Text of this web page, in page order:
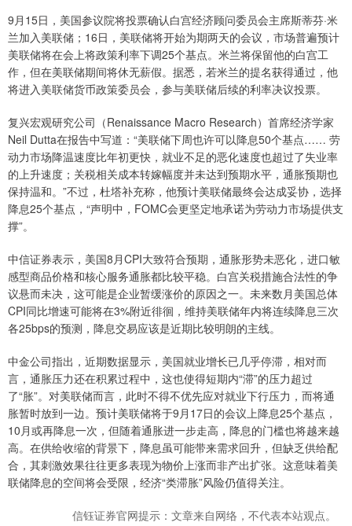
9月15日，美国参议院将投票确认白宫经济顾问委员会主席斯蒂芬·米
兰加入美联储；16日，美联储将开始为期两天的会议，市场普遍预计
美联储将在会上将政策利率下调25个基点。米兰将保留他的白宫工
作，但在美联储期间将休无薪假。据悉，若米兰的提名获得通过，他
将进入美联储货币政策委员会，参与美联储后续的利率决议投票。
复兴宏观研究公司（Renaissance Macro Research）首席经济学家
Neil Dutta在报告中写道：“美联储下周也许可以降息50个基点…… 劳
动力市场降温速度比年初更快，就业不足的恶化速度也超过了失业率
的上升速度；关税相关成本转嫁幅度并未达到预期水平，通胀预期也
保持温和。”不过，杜塔补充称，他预计美联储最终会达成妥协，选择
降息25个基点，“声明中，FOMC会更坚定地承诺为劳动力市场提供支
撑”。
中信证券表示，美国8月CPI大致符合预期，通胀形势未恶化，进口敏
感型商品价格和核心服务通胀都比较平稳。白宫关税措施合法性的争
议悬而未决，这可能是企业暂缓涨价的原因之一。未来数月美国总体
CPI同比增速可能将在3%附近徘徊，维持美联储年内将连续降息三次
各25bps的预测，降息交易应该是近期比较明朗的主线。
中金公司指出，近期数据显示，美国就业增长已几乎停滞，相对而
言，通胀压力还在积累过程中，这也使得短期内“滞”的压力超过
了“胀”。对美联储而言，此时不得不优先应对就业下行压力，而将通
胀暂时放到一边。预计美联储将于9月17日的会议上降息25个基点，
10月或再降息一次，但随着通胀进一步走高，降息的门槛也将越来越
高。在供给收缩的背景下，降息虽可能带来需求回升，但缺乏供给配
合，其刺激效果往往更多表现为物价上涨而非产出扩张。这意味着美
联储降息的空间将会受限，经济“类滞胀”风险仍值得关注。
信钰证券官网提示：文章来自网络，不代表本站观点。